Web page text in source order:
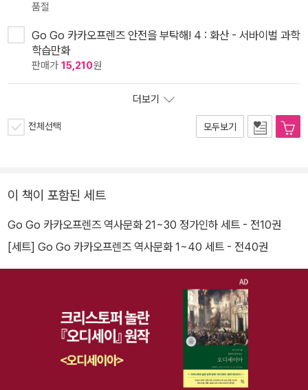
품절
Go Go 카카오프렌즈 안전을 부탁해! 4 : 화산 - 서바이벌 과학
학습만화
판매가 15,210원
더보기
전체선택 모두보기
이 책이 포함된 세트
Go Go 카카오프렌즈 역사문화 21~30 정가인하 세트 - 전10권
[세트] Go Go 카카오프렌즈 역사문화 1~40 세트 - 전40권